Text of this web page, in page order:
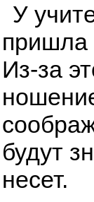
У
пришла
Из-за
будут
несет.